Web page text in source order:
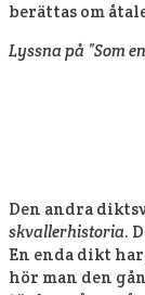
berättas om
Lyssna på ”Som
Den andra
skvallerhistoria.
En enda dikt
hör man den